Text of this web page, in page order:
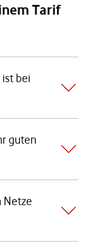
Tarif
ist bei
guten
Netze